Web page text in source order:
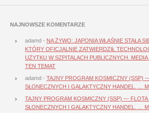
NAJNOWSZE KOMENTARZE
adamd - NA ŻYWO: JAPONIA WŁAŚNIE STAŁA
KTÓRY OFICJALNIE ZATWIERDZIŁ
UŻYTKU W SZPITALACH PUBLICZNYCH.
TEN TEMAT
adamd - TAJNY PROGRAM KOSMICZNY (SSP)
SŁONECZNYCH I GALAKTYCZNY HANDEL. …
TAJNY PROGRAM KOSMICZNY (SSP) — FLOTA
SŁONECZNYCH I GALAKTYCZNY HANDEL. …